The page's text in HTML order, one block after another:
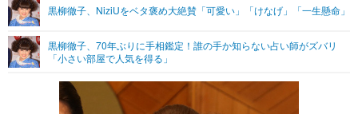
音楽 スポーツ
グラビア ブログ
ペット ショッピング
その他
プッシュ通知の停止方法
黒柳徹子、NiziUをベタ褒め大絶賛「可愛い」「けなげ」「一生懸命」
黒柳徹子、70年ぶりに手相鑑定！誰の手か知らない占い師がズバリ
「小さい部屋で人気を得る」